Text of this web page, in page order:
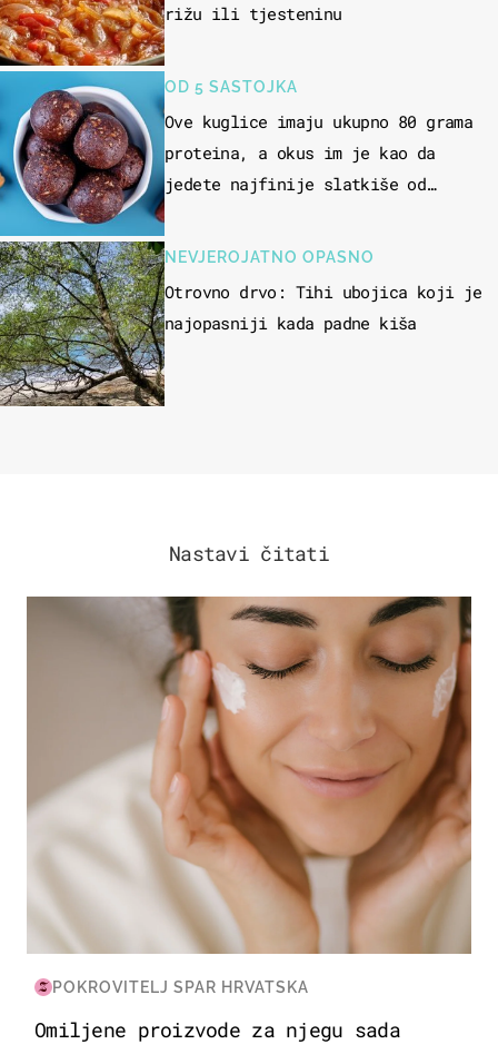
rižu ili tjesteninu
OD 5 SASTOJKA
Ove kuglice imaju ukupno 80 grama
proteina, a okus im je kao da
jedete najfinije slatkiše od
NEVJEROJATNO OPASNO
Otrovno drvo: Tihi ubojica koji je
najopasniji kada padne kiša
Nastavi čitati
MODA & LJEPOTA
POKROVITELJ SPAR HRVATSKA
Omiljene proizvode za njegu sada